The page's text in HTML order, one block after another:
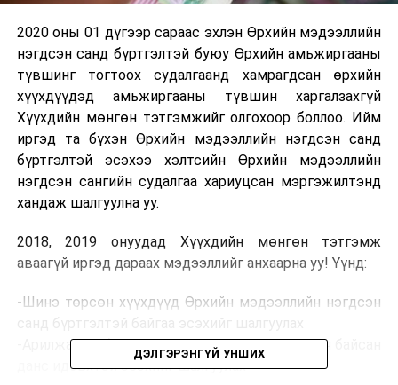
2020 оны 01 дүгээр сараас эхлэн Өрхийн мэдээллийн
нэгдсэн санд бүртгэлтэй буюу Өрхийн амьжиргааны
түвшинг тогтоох судалгаанд хамрагдсан өрхийн
хүүхдүүдэд амьжиргааны түвшин харгалзахгүй
Хүүхдийн мөнгөн тэтгэмжийг олгохоор боллоо. Ийм
иргэд та бүхэн Өрхийн мэдээллийн нэгдсэн санд
бүртгэлтэй эсэхээ хэлтсийн Өрхийн мэдээллийн
нэгдсэн сангийн судалгаа хариуцсан мэргэжилтэнд
хандаж шалгуулна уу.
2018, 2019 онуудад Хүүхдийн мөнгөн тэтгэмж
аваагүй иргэд дараах мэдээллийг анхаарна уу! Үүнд:
-Шинэ төрсөн хүүхдүүд Өрхийн мэдээллийн нэгдсэн
-Арилжааны банкинд данстай эсэх, хуучин авч байсан
данс идэвхтэй эсэхийг шалгуулах
ДЭЛГЭРЭНГҮЙ УНШИХ